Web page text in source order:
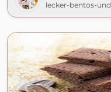
lecker-bentos-